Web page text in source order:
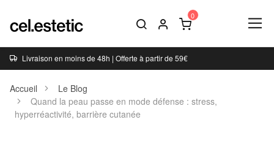
Livraison en moins de 48h | Offerte à partir de 59€
Accueil
Le Blog
Quand la peau passe en mode défense : stress,
hyperréactivité, barrière cutanée